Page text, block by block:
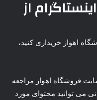
از
اهواز خریداری کنید،
فروشگاه اهواز مراجعه
می توانید محتوای مورد